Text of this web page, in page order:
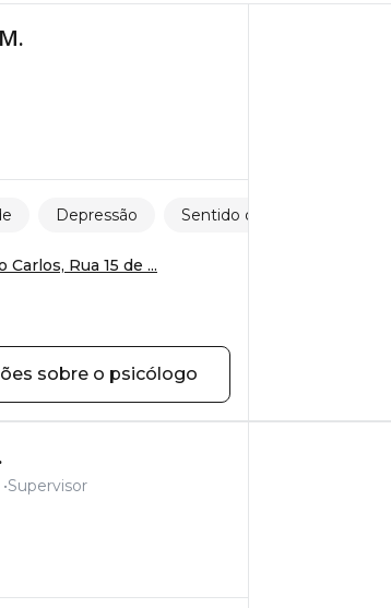
Depressão Sentido da vida
Carlos, Rua 15 de ...
sobre o psicólogo
Supervisor